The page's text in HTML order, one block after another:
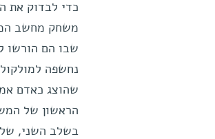
משחק מחשב
נחשפה
שהוצג כאדם
הראשון של
בשלב השני,